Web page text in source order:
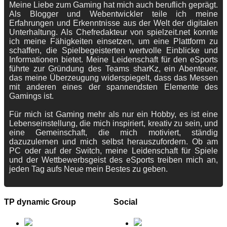
Meine Liebe zum Gaming hat mich auch beruflich geprägt.
Als Blogger und Webentwickler teile ich meine
Erfahrungen und Erkenntnisse aus der Welt der digitalen
Unterhaltung. Als Chefredakteur von spielzeit.net konnte
ich meine Fähigkeiten einsetzen, um eine Plattform zu
schaffen, die Spielbegeisterten wertvolle Einblicke und
Informationen bietet. Meine Leidenschaft für den eSports
führte zur Gründung des Teams sharKz, ein Abenteuer,
das meine Überzeugung widerspiegelt, dass das Messen
mit anderen eines der spannendsten Elemente des
Gamings ist.
Für mich ist Gaming mehr als nur ein Hobby, es ist eine
Lebenseinstellung, die mich inspiriert, kreativ zu sein, und
eine Gemeinschaft, die mich motiviert, ständig
dazuzulernen und mich selbst herauszufordern. Ob am
PC oder auf der Switch, meine Leidenschaft für Spiele
und der Wettbewerbsgeist des eSports treiben mich an,
jeden Tag aufs Neue mein Bestes zu geben.
TP dynamic Group Social